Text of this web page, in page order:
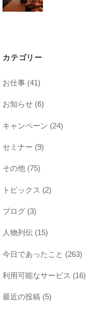
カテゴリー
お仕事 (41)
お知らせ (6)
キャンペーン (24)
セミナー (9)
その他 (75)
トピックス (2)
ブログ (3)
人物列伝 (15)
今日であったこと (263)
利用可能なサービス (16)
最近の投稿 (5)